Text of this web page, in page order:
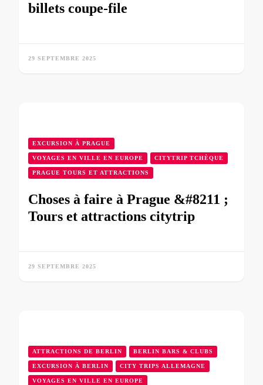
billets coupe-file
29 SEPTEMBRE 2025
EXCURSION À PRAGUE
VOYAGES EN VILLE EN EUROPE CITYTRIP TCHÈQUE
PRAGUE TOURS ET ATTRACTIONS
Choses à faire à Prague &#8211 ;
Tours et attractions citytrip
29 SEPTEMBRE 2025
ATTRACTIONS DE BERLIN BERLIN BARS & CLUBS
EXCURSION À BERLIN CITY TRIPS ALLEMAGNE
VOYAGES EN VILLE EN EUROPE